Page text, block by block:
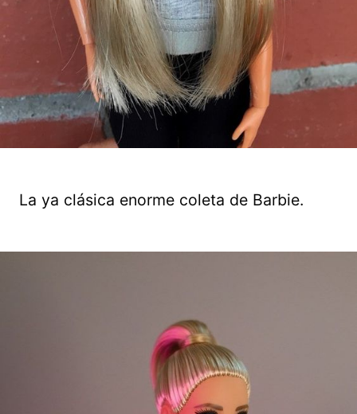
La ya clásica enorme coleta de Barbie.